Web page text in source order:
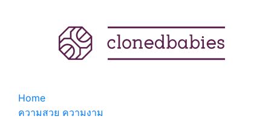
Home
ความสวย ความงาม